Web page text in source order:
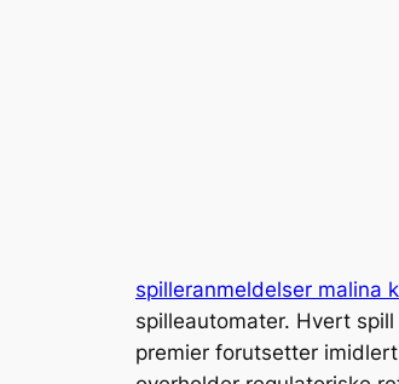
spilleranmeldelser malina
spilleautomater. Hvert
premier forutsetter